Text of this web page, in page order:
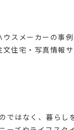
スメーカーの事
住宅・写真情報サ
ではなく、暮ら